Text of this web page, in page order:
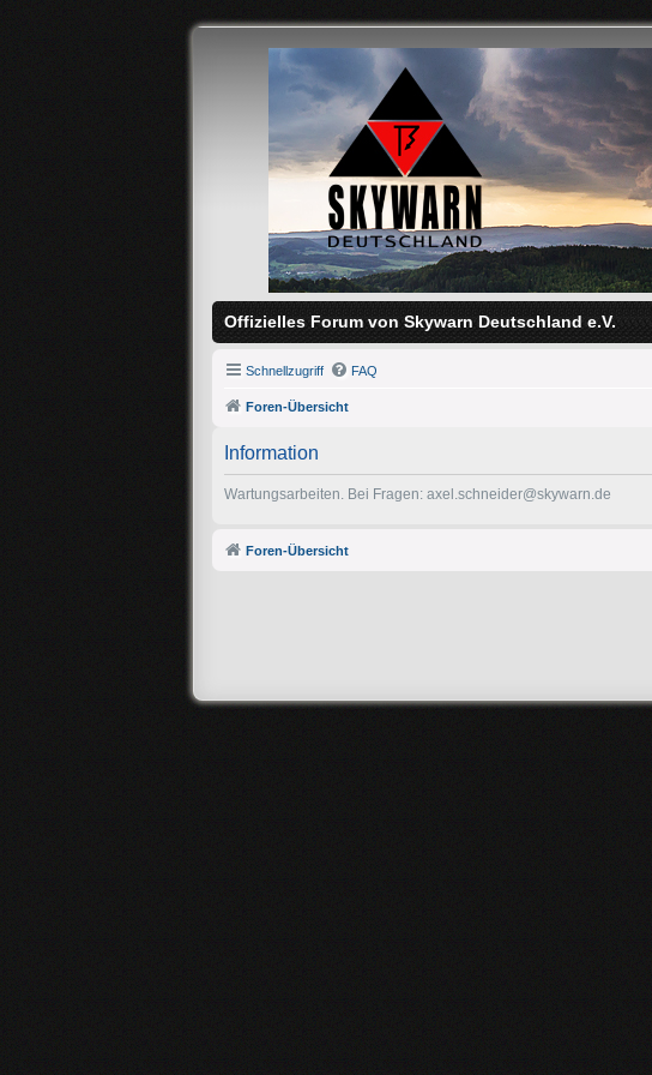
Offizielles Forum von Skywarn Deutschland e.V.
Schnellzugriff FAQ
Foren-Übersicht
Information
Wartungsarbeiten. Bei Fragen: axel.schneider@skywarn.de
Foren-Übersicht